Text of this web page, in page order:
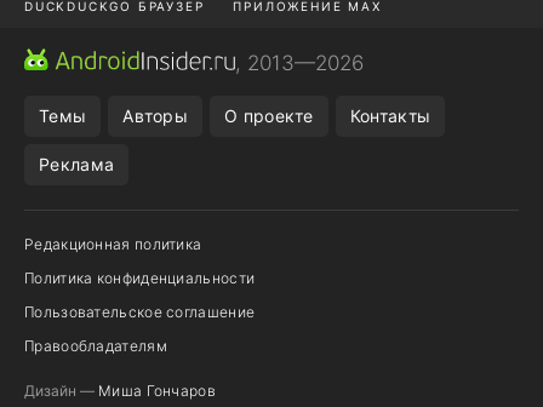
DUCKDUCKGO БРАУЗЕР ПРИЛОЖЕНИЕ MAX
ПРИЛОЖЕНИЯ ANDROID
, 2013—2026
Темы Авторы О проекте Контакты
Реклама
Редакционная политика
Политика конфиденциальности
Пользовательское соглашение
Правообладателям
Дизайн — Миша Гончаров